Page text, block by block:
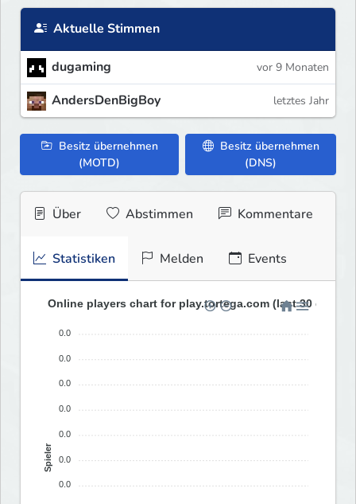
Aktuelle Stimmen
dugaming vor 9 Monaten
AndersDenBigBoy letztes Jahr
Besitz übernehmen
(MOTD)
Besitz übernehmen
(DNS)
Über Abstimmen Kommentare
Statistiken Melden Events
Online players chart for play.tortega.com (last 30 days)
0.0
0.0
0.0
0.0
0.0
0.0
0.0
Spieler